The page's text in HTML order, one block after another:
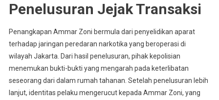
Penelusuran Jejak Transaksi
Penangkapan Ammar Zoni bermula dari penyelidikan aparat
terhadap jaringan peredaran narkotika yang beroperasi di
wilayah Jakarta. Dari hasil penelusuran, pihak kepolisian
menemukan bukti-bukti yang mengarah pada keterlibatan
seseorang dari dalam rumah tahanan. Setelah penelusuran lebih
lanjut, identitas pelaku mengerucut kepada Ammar Zoni, yang